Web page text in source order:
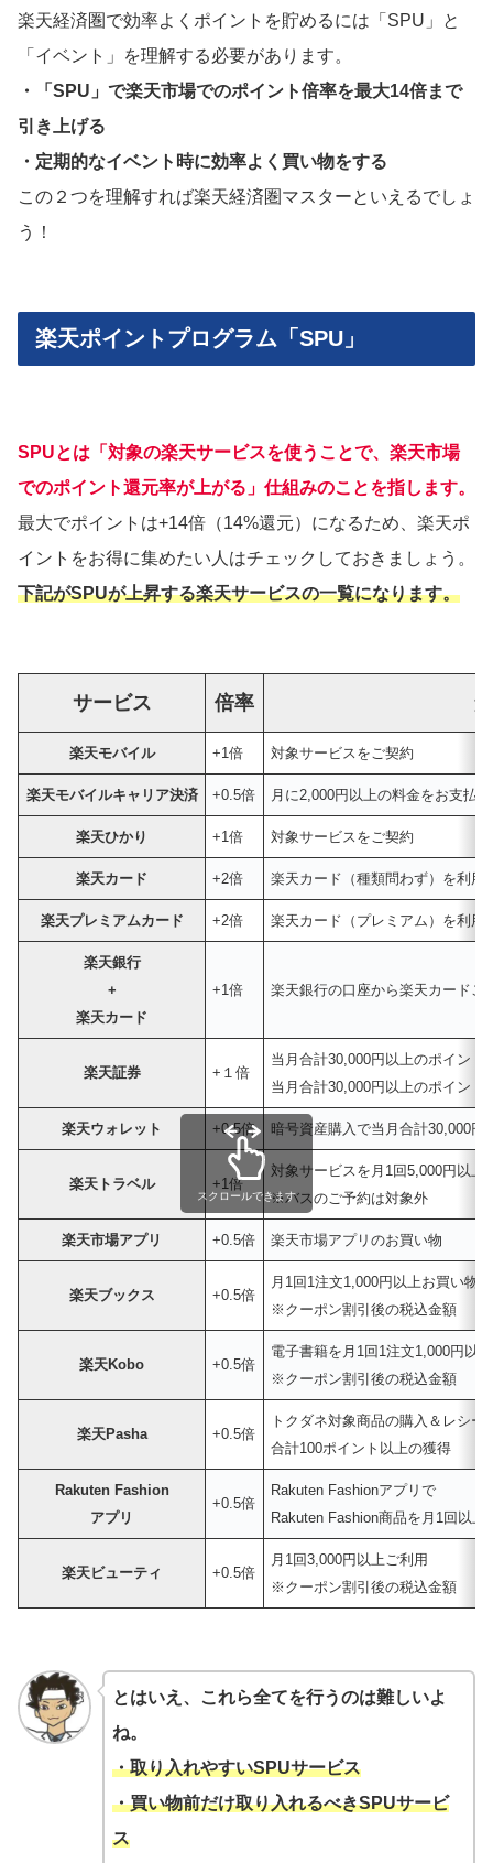
楽天経済圏で効率よくポイントを貯めるには「SPU」と
「イベント」を理解する必要があります。
・「SPU」で楽天市場でのポイント倍率を最大14倍まで
引き上げる
・定期的なイベント時に効率よく買い物をする
この２つを理解すれば楽天経済圏マスターといえるでしょ
う！
楽天ポイントプログラム「SPU」
SPUとは 「対象の楽天サービスを使うことで、楽天市場
でのポイント還元率が上がる」仕組みのことを指します。
最大でポイントは+14倍（14%還元）になるため、楽天ポ
イントをお得に集めたい人はチェックしておきましょう。
下記がSPUが上昇する楽天サービスの一覧になります。
サービス 倍率
楽天モバイル +1倍 対象サービスをご契約
楽天モバイルキャリア決済 +0.5倍 月に2,000円以上の料金をお支払い
楽天ひかり +1倍 対象サービスをご契約
楽天カード +2倍 楽天カード（種類問わず）を利用
楽天プレミアムカード +2倍 楽天カード（プレミアム）を利用
楽天銀行
+
楽天カード
+1倍 楽天銀行の口座から楽天カードご
楽天証券 +１倍
当月合計30,000円以上のポイン
当月合計30,000円以上のポイン
楽天ウォレット +0.5倍 暗号資産購入で当月合計30,000円
楽天トラベル +1倍
対象サービスを月1回5,000円以
※バスのご予約は対象外
楽天市場アプリ +0.5倍 楽天市場アプリのお買い物
楽天ブックス +0.5倍
月1回1注文1,000円以上お買い物
※クーポン割引後の税込金額
楽天Kobo +0.5倍
電子書籍を月1回1注文1,000円以
※クーポン割引後の税込金額
楽天Pasha +0.5倍
トクダネ対象商品の購入＆レシー
合計100ポイント以上の獲得
Rakuten Fashion
アプリ
+0.5倍
Rakuten Fashionアプリで
Rakuten Fashion商品を月1回以上
楽天ビューティ +0.5倍
月1回3,000円以上ご利用
※クーポン割引後の税込金額
スクロールできます
とはいえ、これら全てを行うのは難しいよ
ね。
・取り入れやすいSPUサービス
・買い物前だけ取り入れるべきSPUサービ
ス